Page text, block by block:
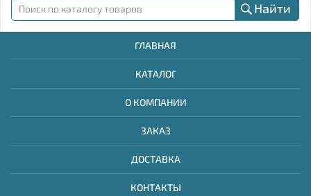
Найти
ГЛАВНАЯ
КАТАЛОГ
О КОМПАНИИ
ЗАКАЗ
ДОСТАВКА
КОНТАКТЫ